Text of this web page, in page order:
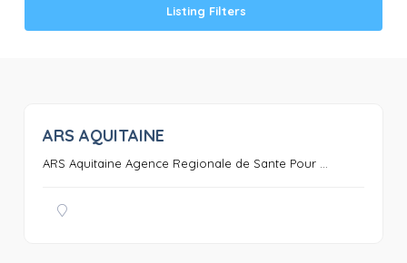
Listing Filters
ARS AQUITAINE
ARS Aquitaine Agence Regionale de Sante Pour ...